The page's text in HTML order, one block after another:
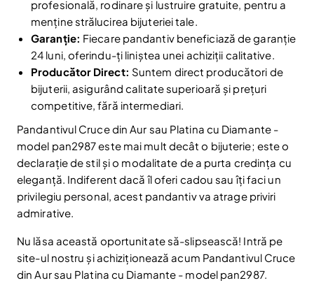
Reduceri și noutăți doar pentru abonați
Fii la curent cu noutățile și promoțiile abonându-te
la newsletter-ul nostru.
Email
Nu mai afișa.
profesională, rodinare și lustruire gratuite, pentru a
menține strălucirea bijuteriei tale.
Garanție: Fiecare pandantiv beneficiază de garanție
24 luni, oferindu-ți liniștea unei achiziții calitative.
Producător Direct: Suntem direct producători de
bijuterii, asigurând calitate superioară și prețuri
competitive, fără intermediari.
Pandantivul Cruce din Aur sau Platina cu Diamante -
model pan2987 este mai mult decât o bijuterie; este o
declarație de stil și o modalitate de a purta credința cu
eleganță. Indiferent dacă îl oferi cadou sau îți faci un
privilegiu personal, acest pandantiv va atrage priviri
admirative.
Nu lăsa această oportunitate să-slipsească! Intră pe
site-ul nostru și achiziționează acum Pandantivul Cruce
din Aur sau Platina cu Diamante - model pan2987.